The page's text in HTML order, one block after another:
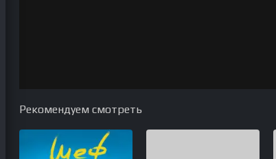
Рекомендуем смотреть